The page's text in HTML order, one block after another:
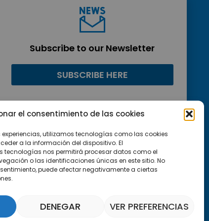
el consentimiento de las cookies
experiencias, utilizamos tecnologías como las cookies
a la información del dispositivo. El
tecnologías nos permitirá procesar datos como el
o las identificaciones únicas en este sitio. No
puede afectar negativamente a ciertas
DENEGAR VER PREFERENCIAS
Subscribe to our Newsletter
SUBSCRIBE HERE